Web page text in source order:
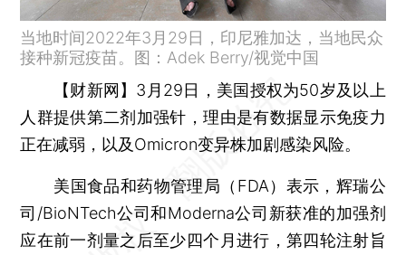
当地时间2022年3月29日，印尼雅加达，当地民众
接种新冠疫苗。图：Adek Berry/视觉中国
【财新网】 3月29日，美国授权为50岁及以上
人群提供第二剂加强针，理由是有数据显示免疫力
正在减弱，以及Omicron变异株加剧感染风险。
美国食品和药物管理局（FDA）表示，辉瑞公
司/BioNTech公司和Moderna公司新获准的加强剂
应在前一剂量之后至少四个月进行，第四轮注射旨